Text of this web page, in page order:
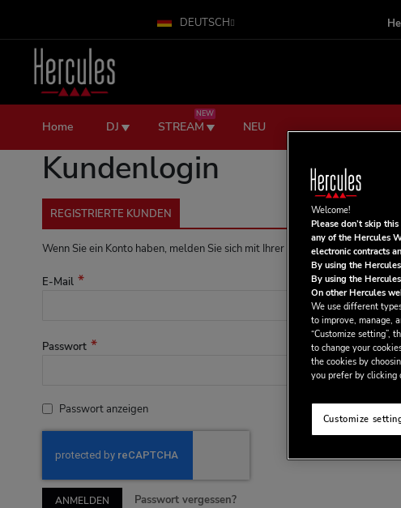
Inhalt
springen
DEUTSCH
Home DJ STREAM
NEW
NEU
Kundenlogin
REGISTRIERTE KUNDEN
Wenn Sie ein Konto haben, melden Sie sich mit Ihrer e-Mail-Adresse.
E-Mail
Passwort
Passwort anzeigen
ANMELDEN Passwort vergessen?
Welcome!
Please don’t skip
any of the Hercules
electronic contracts
By using the
By using the
On other Hercules
We use different
to improve, manage,
“Customize setting”,
to change your
the cookies by
you prefer by clicking
Customize